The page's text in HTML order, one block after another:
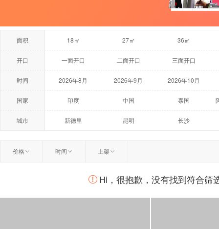
面积 18㎡ 27㎡ 36㎡
开口 一面开口 二面开口 三面开口
时间 2026年8月 2026年9月 2026年10月
2027年5月 2027年6月 2027年7月
国家 印度 中国 泰国
荷兰 美国 澳大利亚
城市 新德里 昆明 长沙
价格 时间 上架
Hi，很抱歉，没有找到符合筛